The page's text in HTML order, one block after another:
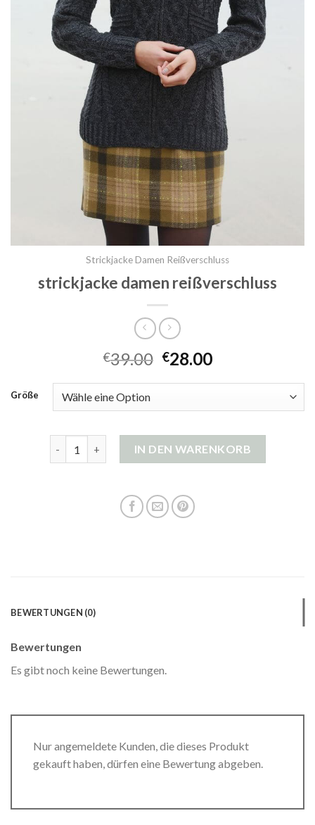
Strickjacke Damen Reißverschluss
strickjacke damen reißverschluss
€39.00 €28.00
Größe
IN DEN WARENKORB
BEWERTUNGEN (0)
Bewertungen
Es gibt noch keine Bewertungen.
Nur angemeldete Kunden, die dieses Produkt
gekauft haben, dürfen eine Bewertung abgeben.